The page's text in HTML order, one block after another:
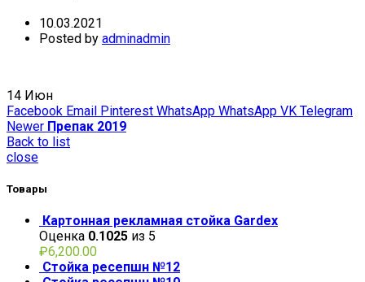
10.03.2021
Posted by adminadmin
14 Июн
Facebook Email Pinterest WhatsApp WhatsApp VK Telegram
Newer Препак 2019
Back to list
close
Товары
Картонная рекламная стойка Gardex
Оценка 0.1025 из 5
₽6,200.00
Стойка ресепшн №12